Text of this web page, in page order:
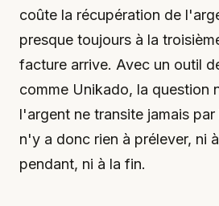
coûte la récupération de
presque toujours à la
facture arrive. Avec un outil
comme Unikado, la question
l'argent ne transite jamais
n'y a donc rien à prélever, ni
pendant, ni à la fin.